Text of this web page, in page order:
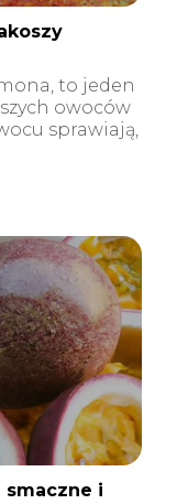
to jeden
owoców
sprawiają,
smaczne i